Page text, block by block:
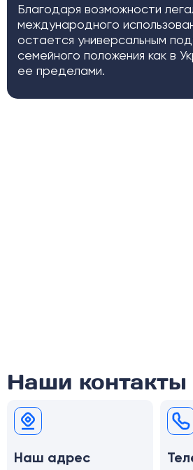
Благодаря возможности
международного
остается универсальным
семейного положения как в
ее пределами.
Наши контакты
Наш адрес